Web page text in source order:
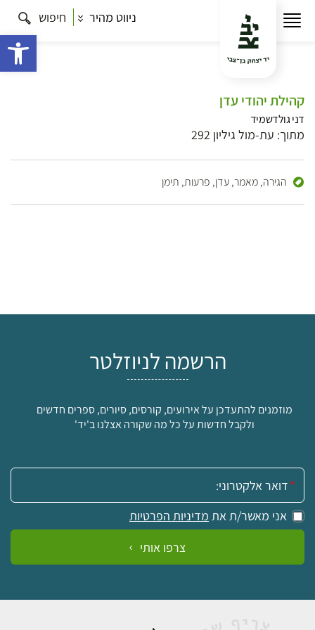
ניווט מהיר חיפוש
קהילת יהודי עדן
דני גולדשמיד
מתוך: עת-מול גיליון 292
הגירה,מאמר,עדן, פרעות, תימן
הרשמה לניוזלטר
מוזמנים להתעדכן על אירועים, קורסים, סיורים, ספרים חדשים
ולקבל חדשות על כל מה שקורה אצלנו ב'יד'
אימייל:
אני מאשר/ת את מדיניות הפרטיות
צרפו אותי